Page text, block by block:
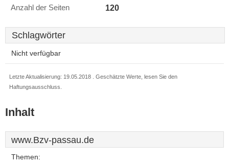
Anzahl der Seiten 120
Schlagwörter
Nicht verfügbar
Letzte Aktualisierung: 19.05.2018 . Geschätzte Werte, lesen Sie den
Haftungsausschluss.
Inhalt
www.Bzv-passau.de
Themen: